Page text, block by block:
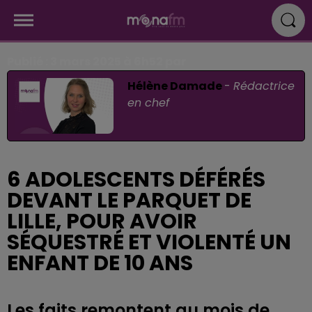
Hélène Damade-Rédactrice
en chef
6 ADOLESCENTS DÉFÉRÉS
DEVANT LE PARQUET DE
LILLE, POUR AVOIR
SÉQUESTRÉ ET VIOLENTÉ UN
ENFANT DE 10 ANS